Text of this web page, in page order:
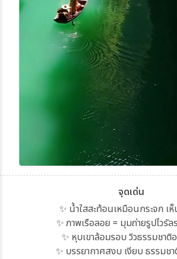
จุดเด่น
✨ น้ำใสสะท้อนเหมือนกระจก เ
✨ ภาพเรือลอย = มุมถ่ายรูปไวรัล
✨ หุบเขาล้อมรอบ วิวธรรมชาติ
✨ บรรยากาศสงบ เงียบ ธรรมช